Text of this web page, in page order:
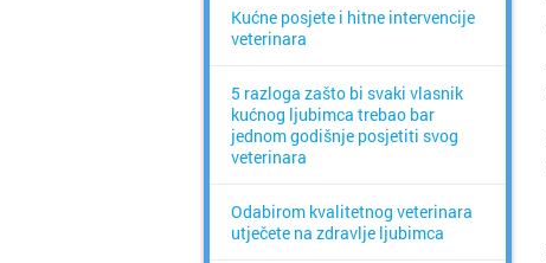
Kućne posjete i hitne intervencije
veterinara
5 razloga zašto bi svaki vlasnik
kućnog ljubimca trebao bar
jednom godišnje posjetiti svog
veterinara
Odabirom kvalitetnog veterinara
utječete na zdravlje ljubimca